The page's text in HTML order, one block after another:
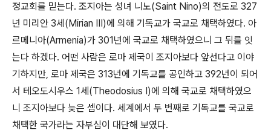
정교회를 믿는다. 조지아는 성녀 니노(Saint Nino)의 전도로 327
년 미리안 3세(Mirian III)에 의해 기독교가 국교로 채택하였다. 아
르메니아(Armenia)가 301년에 국교로 채택하였으니 그 뒤를 잇
는다 하겠다. 어떤 사람은 로마 제국이 조지아보다 앞선다고 이야
기하지만, 로마 제국은 313년에 기독교를 공인하고 392년이 되어
서 테오도시우스 1세(Theodosius I)에 의해 국교로 채택하였으
니 조지아보다 늦은 셈이다. 세계에서 두 번째로 기독교를 국교로
채택한 국가라는 자부심이 대단해 보였다.